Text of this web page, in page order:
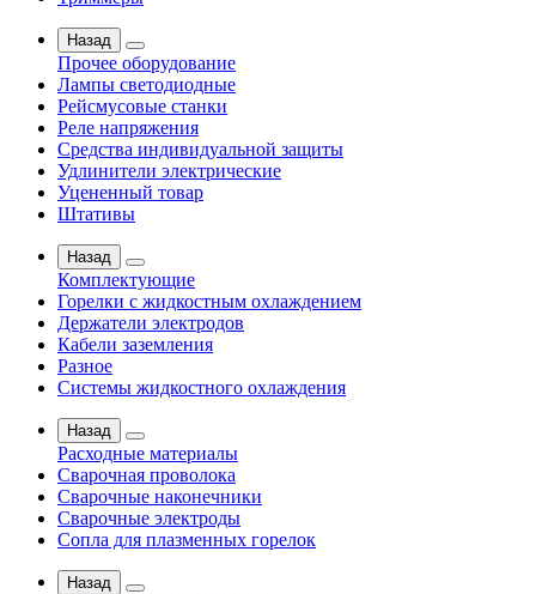
Назад
Прочее оборудование
Лампы светодиодные
Рейсмусовые станки
Реле напряжения
Средства индивидуальной защиты
Удлинители электрические
Уцененный товар
Штативы
Назад
Комплектующие
Горелки с жидкостным охлаждением
Держатели электродов
Кабели заземления
Разное
Системы жидкостного охлаждения
Назад
Расходные материалы
Сварочная проволока
Сварочные наконечники
Сварочные электроды
Сопла для плазменных горелок
Назад